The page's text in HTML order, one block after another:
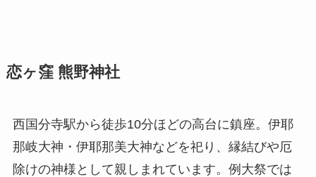
恋ヶ窪 熊野神社
西国分寺駅から徒歩10分ほどの高台に鎮座。伊耶
那岐大神・伊耶那美大神などを祀り、縁結びや厄
除けの神様として親しまれています。例大祭では